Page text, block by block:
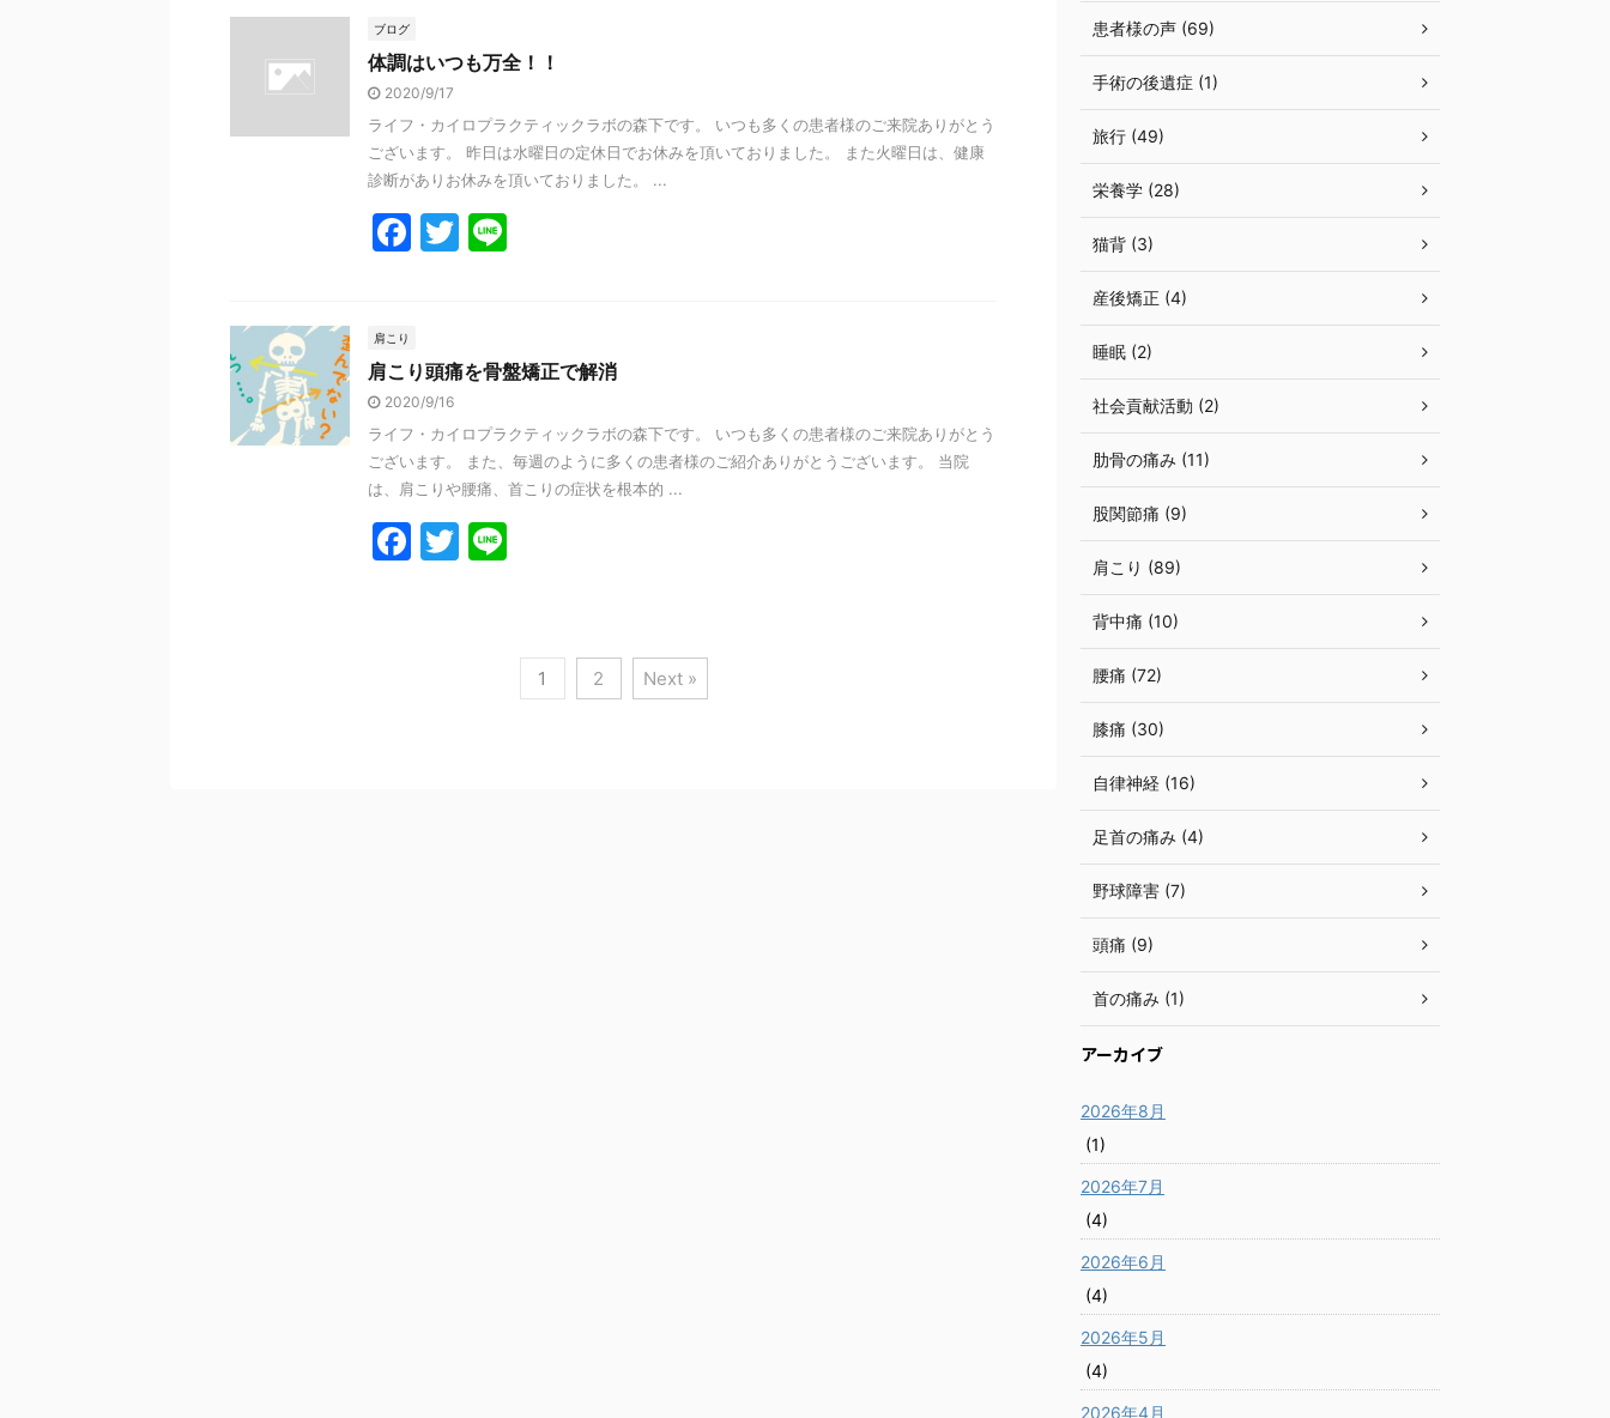
b
o
o
k
ブログ
体調はいつも万全！！
2020/9/17
ライフ・カイロプラクティックラボの森下です。 いつも多くの患者様のご来院ありがとう
ございます。 昨日は水曜日の定休日でお休みを頂いておりました。 また火曜日は、健康
診断がありお休みを頂いておりました。 ...
F
b
o
o
k
T
肩こり
肩こり頭痛を骨盤矯正で解消
2020/9/16
ライフ・カイロプラクティックラボの森下です。 いつも多くの患者様のご来院ありがとう
ございます。 また、毎週のように多くの患者様のご紹介ありがとうございます。 当院
は、肩こりや腰痛、首こりの症状を根本的 ...
F
T
1 2 Next »
患者様の声 (69)
手術の後遺症 (1)
旅行 (49)
栄養学 (28)
猫背 (3)
産後矯正 (4)
睡眠 (2)
社会貢献活動 (2)
肋骨の痛み (11)
股関節痛 (9)
肩こり (89)
背中痛 (10)
腰痛 (72)
膝痛 (30)
自律神経 (16)
足首の痛み (4)
野球障害 (7)
頭痛 (9)
首の痛み (1)
アーカイブ
2026年8月
(1)
2026年7月
(4)
2026年6月
(4)
2026年5月
(4)
2026年4月